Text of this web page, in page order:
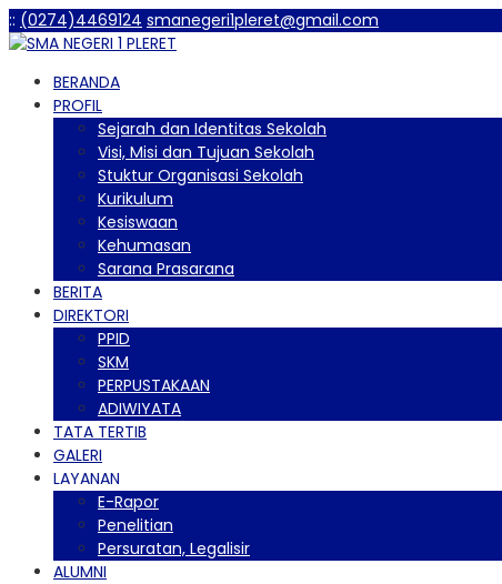
:: (0274)4469124 smanegeri1pleret@gmail.com
BERANDA
PROFIL
Sejarah dan Identitas Sekolah
Visi, Misi dan Tujuan Sekolah
Stuktur Organisasi Sekolah
Kurikulum
Kesiswaan
Kehumasan
Sarana Prasarana
BERITA
DIREKTORI
PPID
SKM
PERPUSTAKAAN
ADIWIYATA
TATA TERTIB
GALERI
LAYANAN
E-Rapor
Penelitian
Persuratan, Legalisir
ALUMNI